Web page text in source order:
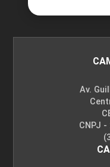
Av.
CNPJ -